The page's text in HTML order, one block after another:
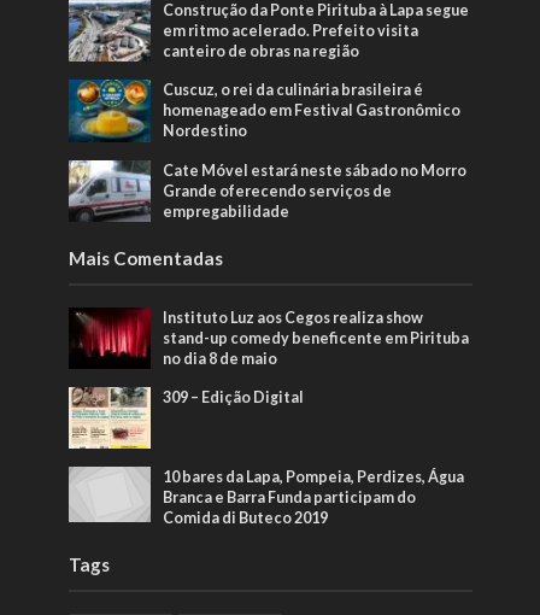
Construção da Ponte Pirituba à Lapa segue
em ritmo acelerado. Prefeito visita
canteiro de obras na região
Cuscuz, o rei da culinária brasileira é
homenageado em Festival Gastronômico
Nordestino
Cate Móvel estará neste sábado no Morro
Grande oferecendo serviços de
empregabilidade
Mais Comentadas
Instituto Luz aos Cegos realiza show
stand-up comedy beneficente em Pirituba
no dia 8 de maio
309 – Edição Digital
10 bares da Lapa, Pompeia, Perdizes, Água
Branca e Barra Funda participam do
Comida di Buteco 2019
Tags